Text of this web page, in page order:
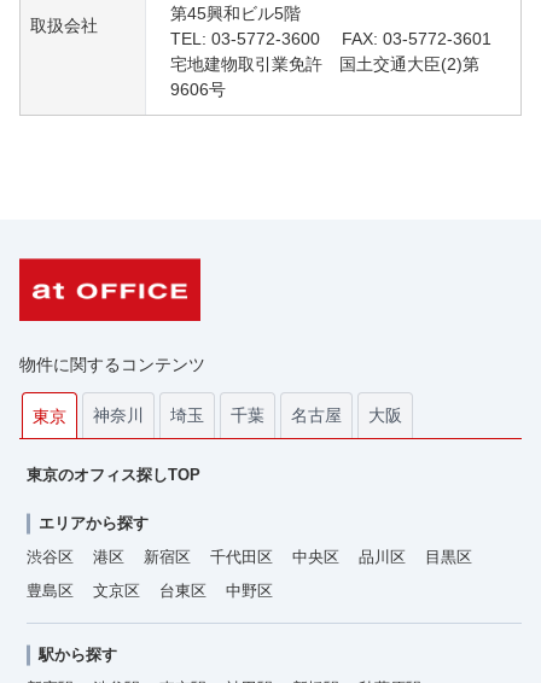
取扱会社
第45興和ビル5階
TEL: 03-5772-3600 FAX: 03-5772-3601
宅地建物取引業免許 国土交通大臣(2)第
9606号
物件に関するコンテンツ
東京 神奈川 埼玉 千葉 名古屋 大阪
東京のオフィス探しTOP
エリアから探す
渋谷区
港区 新宿区 千代田区 中央区 品川区
目黒区
豊島区
文京区 台東区 中野区
駅から探す